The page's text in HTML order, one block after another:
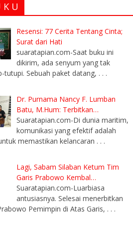
K U
Resensi: 77 Cerita Tentang Cinta;
Surat dari Hati
suaratapian.com-Saat buku ini
dikirim, ada senyum yang tak
tutupi. Sebuah paket datang, . . .
Dr. Purnama Nancy F. Lumban
Batu, M.Hum: Terbitkan…
Suaratapian.com-Di dunia maritim,
komunikasi yang efektif adalah
memastikan kelancaran . . .
Lagi, Sabam Silaban Ketum Tim
Garis Prabowo Kembal…
Suaratapian.com-Luarbiasa
antusiasnya. Selesai menerbitkan
Pemimpin di Atas Garis, . . .